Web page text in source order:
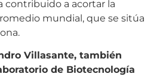
contribuido a acortar la
mundial, que se sitúa
Villasante, también
de Biotecnología